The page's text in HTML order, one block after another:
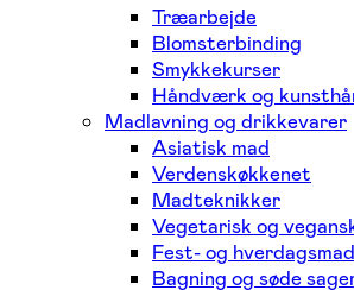
Træarbejde
Blomsterbinding
Smykkekurser
Håndværk og
Madlavning og drikkevarer
Asiatisk mad
Verdenskøkkenet
Madteknikker
Vegetarisk og
Fest- og hverdagsmad
Bagning og søde